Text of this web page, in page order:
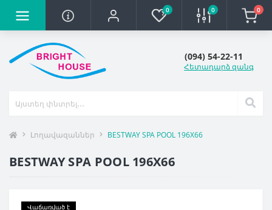
0 0 0
(094) 54-22-11
Հետադարձ զանգ
Լողավազաններ BESTWAY SPA POOL 196X66
BESTWAY SPA POOL 196X66
Վաճառված է